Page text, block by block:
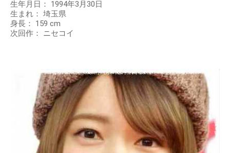
生年月日： 1994年3月30日
生まれ： 埼玉県
身長： 159 cm
次回作： ニセコイ